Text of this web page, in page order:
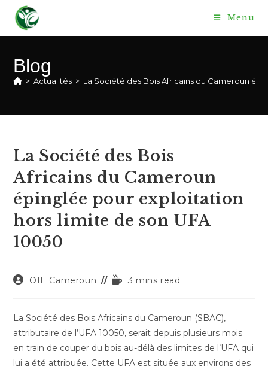
content
Menu
Blog
> Actualités > La Société des Bois Africains du Cameroun
La Société des Bois
Africains du Cameroun
épinglée pour exploitation
hors limite de son UFA
10050
Auteur/autrice
publication :
OIE Cameroun
Temps3 mins read
La Société des Bois Africains du Cameroun (SBAC),
attributaire de l’UFA 10050, serait depuis plusieurs mois
en train de couper du bois au-délà des limites de l’UFA qui
lui a été attribuée. Cette UFA est située aux environs des